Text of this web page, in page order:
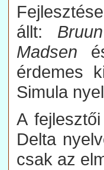
állt:
Madsen
érdemes
Simula
A
Delta
csak az